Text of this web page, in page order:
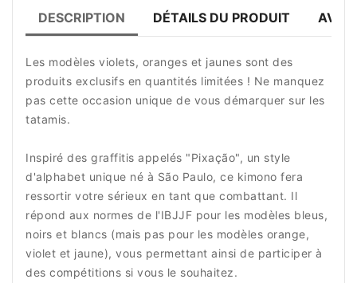
DESCRIPTION DÉTAILS DU PRODUIT AVIS
Les modèles violets, oranges et jaunes sont des
produits exclusifs en quantités limitées ! Ne manquez
pas cette occasion unique de vous démarquer sur les
tatamis.
Inspiré des graffitis appelés "Pixação", un style
d'alphabet unique né à São Paulo, ce kimono fera
ressortir votre sérieux en tant que combattant. Il
répond aux normes de l'IBJJF pour les modèles bleus,
noirs et blancs (mais pas pour les modèles orange,
violet et jaune), vous permettant ainsi de participer à
des compétitions si vous le souhaitez.